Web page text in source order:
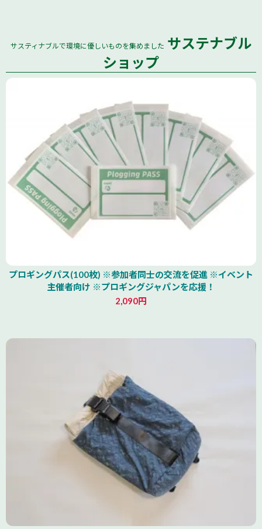
サスティナブルで環境に優しいものを集めました サステナブル
ショップ
プロギングパス(100枚) ※参加者同士の交流を促進 ※イベント
主催者向け ※プロギングジャパンを応援！
2,090円